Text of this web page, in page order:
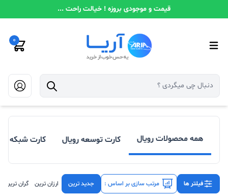
قیمت و موجودی بروزه ! خیالت راحت ...
0
همه محصولات رویال کارت توسعه رویال کارت شبکه
فیلتر ها مرتب سازی بر اساس : جدید ترین ارزان ترین گران ترین